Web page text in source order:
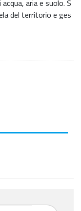
aria e suolo. S
del territorio e ges